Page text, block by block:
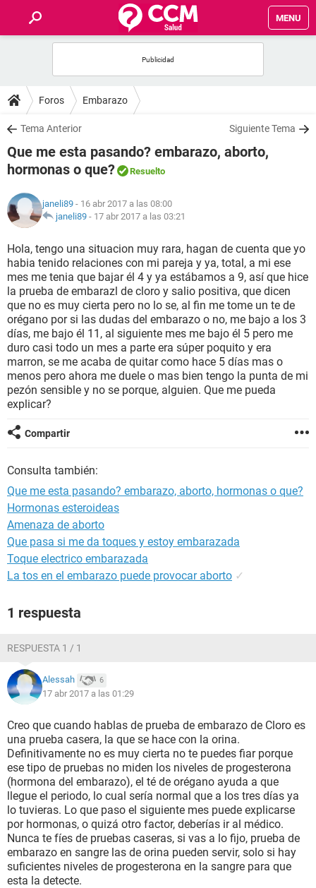
MENU
FOROS
SALUD
FAMILIA
NUTRICIÓN
SEXUALIDAD
GLOSARIO
Foros Embarazo
Tema Anterior Siguiente Tema
Que me esta pasando? embarazo, aborto,
hormonas o que?
Resuelto
janeli89 - 16 abr 2017 a las 08:00
janeli89 - 17 abr 2017 a las 03:21
Hola, tengo una situacion muy rara, hagan de cuenta que yo
habia tenido relaciones con mi pareja y ya, total, a mi ese
mes me tenia que bajar él 4 y ya estábamos a 9, así que hice
la prueba de embarazl de cloro y salio positiva, que dicen
que no es muy cierta pero no lo se, al fin me tome un te de
orégano por si las dudas del embarazo o no, me bajo a los 3
días, me bajo él 11, al siguiente mes me bajo él 5 pero me
duro casi todo un mes a parte era súper poquito y era
marron, se me acaba de quitar como hace 5 días mas o
menos pero ahora me duele o mas bien tengo la punta de mi
pezón sensible y no se porque, alguien. Que me pueda
explicar?
Compartir
Consulta también:
Que me esta pasando? embarazo, aborto, hormonas o que?
Hormonas esteroideas
Amenaza de aborto
Que pasa si me da toques y estoy embarazada
Toque electrico embarazada
La tos en el embarazo puede provocar aborto ✓
1 respuesta
RESPUESTA 1 / 1
Alessah 6
17 abr 2017 a las 01:29
Creo que cuando hablas de prueba de embarazo de Cloro es
una prueba casera, la que se hace con la orina.
Definitivamente no es muy cierta no te puedes fiar porque
ese tipo de pruebas no miden los niveles de progesterona
(hormona del embarazo), el té de orégano ayuda a que
llegue el periodo, lo cual sería normal que a los tres días ya
lo tuvieras. Lo que paso el siguiente mes puede explicarse
por hormonas, o quizá otro factor, deberías ir al médico.
Nunca te fíes de pruebas caseras, si vas a lo fijo, prueba de
embarazo en sangre las de orina pueden servir, solo si hay
suficientes niveles de progesterona en la sangre para que
esta la detecte.